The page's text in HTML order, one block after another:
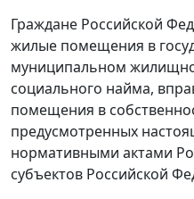
Граждане Российской
жилые помещения в
муниципальном
социального найма,
помещения в
предусмотренных
нормативными актами
субъектов Российской